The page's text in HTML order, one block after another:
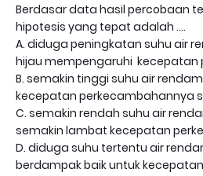
Berdasar data hasil percobaan
hipotesis yang tepat adalah ….
A. diduga peningkatan suhu air
hijau mempengaruhi kecepatan
B. semakin tinggi suhu air
kecepatan perkecambahannya
C. semakin rendah suhu air
semakin lambat kecepatan
D. diduga suhu tertentu air
berdampak baik untuk